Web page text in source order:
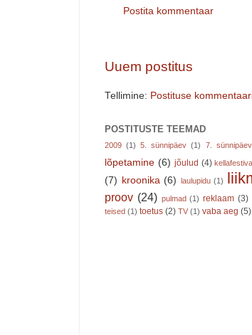
Postita kommentaar
Uuem postitus
Tellimine: Postituse
POSTITUSTE TEEMAD
2009 (1) 5. sünnipäev (1) 7. sünnipäev
lõpetamine (6) jõulud (4) kellafestival
(7) kroonika (6) laulupidu (1)
proov (24) pulmad (1) reklaam (3)
teised (1) toetus (2) TV (1) vaba aeg (5)